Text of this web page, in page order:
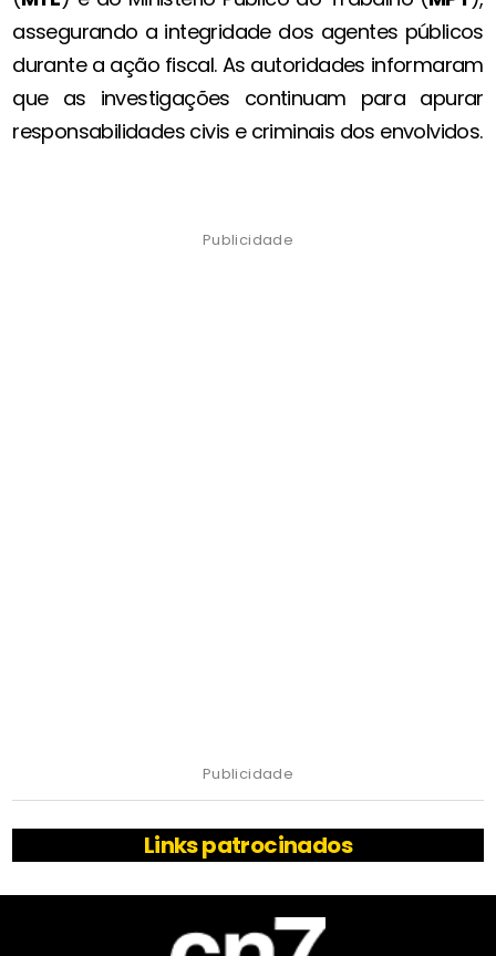
assegurando a integridade dos agentes públicos
durante a ação fiscal. As autoridades informaram
que as investigações continuam para apurar
responsabilidades civis e criminais dos envolvidos.
Publicidade
Publicidade
Links patrocinados